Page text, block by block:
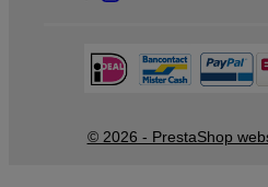
© 2026 - PrestaShop